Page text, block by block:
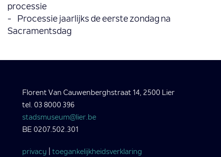
processie
- Processie jaarlijks de eerste zondag na
Sacramentsdag
Florent Van Cauwenberghstraat 14, 2500 Lier
tel. 03 8000 396
stadsmuseum@lier.be
BE 0207.502.301
privacy toegankelijkheidsverklaring